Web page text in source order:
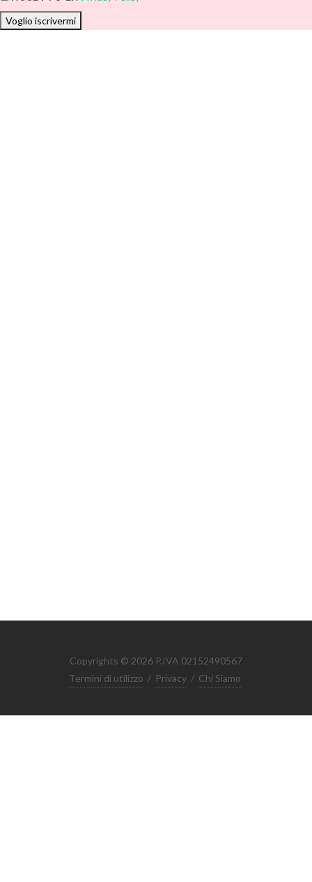
Voglio iscrivermi
Copyrights © 2026 P.IVA 02152490567
Termini di utilizzo / Privacy / Chi Siamo